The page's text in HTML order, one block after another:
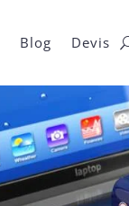
Blog Devis